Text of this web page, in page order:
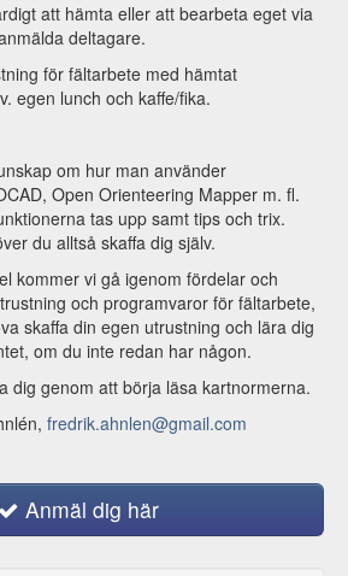
att hämta eller att bearbeta eget via
deltagare.
för fältarbete med hämtat
egen lunch och kaffe/fika.
om hur man använder
Open Orienteering Mapper m. fl.
tas upp samt tips och trix.
du alltså skaffa dig själv.
kommer vi gå igenom fördelar och
och programvaror för fältarbete,
skaffa din egen utrustning och lära dig
om du inte redan har någon.
dig genom att börja läsa kartnormerna.
fredrik.ahnlen@gmail.com
Anmäl dig här